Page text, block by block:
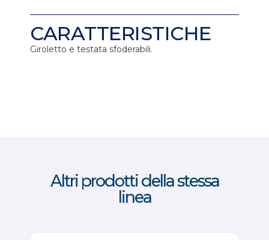
CARATTERISTICHE
Giroletto e testata sfoderabili.
Altri prodotti della stessa
linea